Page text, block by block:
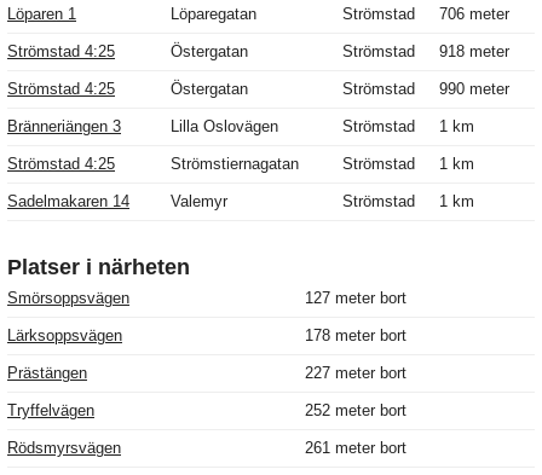
Löparen 1 Löparegatan Strömstad 706 meter
Strömstad 4:25 Östergatan Strömstad 918 meter
Strömstad 4:25 Östergatan Strömstad 990 meter
Bränneriängen 3 Lilla Oslovägen Strömstad 1 km
Strömstad 4:25 Strömstiernagatan Strömstad 1 km
Sadelmakaren 14 Valemyr Strömstad 1 km
Platser i närheten
Smörsoppsvägen 127 meter bort
Lärksoppsvägen 178 meter bort
Prästängen 227 meter bort
Tryffelvägen 252 meter bort
Rödsmyrsvägen 261 meter bort